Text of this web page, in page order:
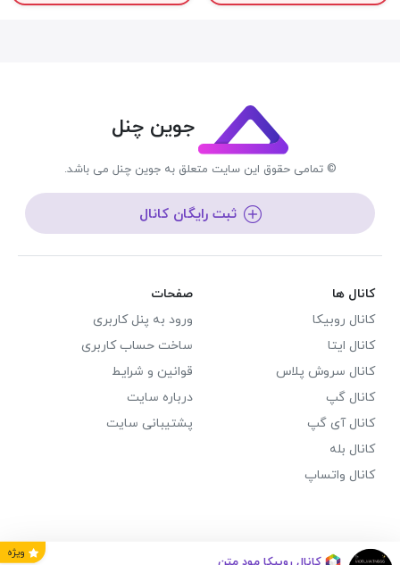
جوین چنل
© تمامی حقوق این سایت متعلق به جوین چنل می باشد.
ثبت رایگان کانال
کانال ها
کانال روبیکا
کانال ایتا
کانال سروش پلاس
کانال گپ
کانال آی گپ
کانال بله
کانال واتساپ
صفحات
ورود به پنل کاربری
ساخت حساب کاربری
قوانین و شرایط
درباره سایت
پشتیبانی سایت
ویژه